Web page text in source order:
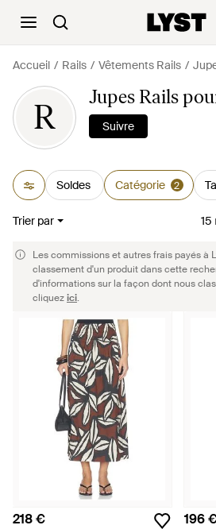
Accueil Rails Vêtements Rails
R
Jupes Rails
Suivre
Soldes Catégorie 2
Trier par 15
Les commissions et autres frais payés à
classement d'un produit dans cette
d'informations sur la façon dont nous
cliquezici.
218 € 196